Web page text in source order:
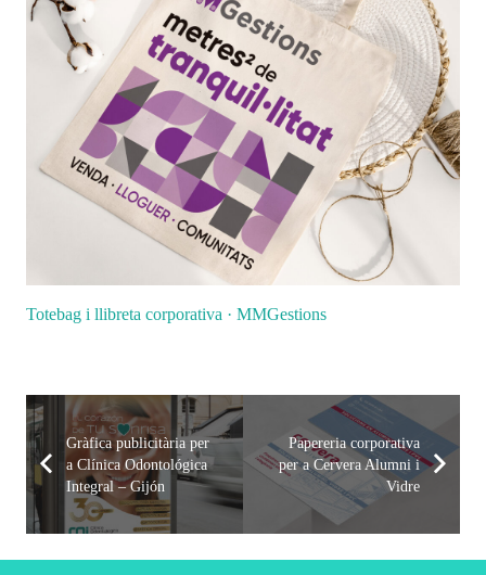
Totebag i llibreta corporativa · MMGestions
Gràfica publicitària per
a Clínica Odontológica
Integral – Gijón
Papereria corporativa
per a Cervera Alumni i
Vidre